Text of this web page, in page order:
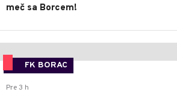
meč sa Borcem!
FK BORAC
Pre 3 h